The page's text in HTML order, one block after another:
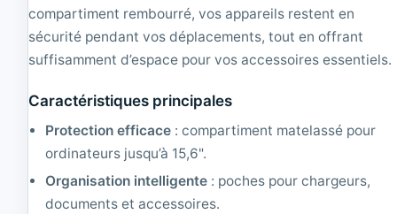
compartiment rembourré, vos appareils restent en
sécurité pendant vos déplacements, tout en offrant
suffisamment d’espace pour vos accessoires essentiels.
Caractéristiques principales
Protection efficace : compartiment matelassé pour
ordinateurs jusqu’à 15,6".
Organisation intelligente : poches pour chargeurs,
documents et accessoires.